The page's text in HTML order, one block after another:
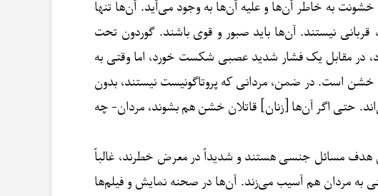
به خاطر آن‌ها و علیه آن‌ها به وجود می‌آید. آن‌ها تنها
نیستند. آن‌ها باید صبور و قوی باشند. گوردون تحت
در مقابل یک فشار شدید عصبی شکست خورد، اما وقتی به
است. در ضمن، مردانی که پروتاگونیست نیستند، بدون
حتی اگر آن‌ها [زنان] قاتلان خشن هم بشوند، مردان- چه
هدف مسائل جنسی هستند و شدیداً در معرض خطرند، غالباً
به مردان هم آسیب می‌زند. آن‌ها در صحنه نمایش و فیلم‌ها